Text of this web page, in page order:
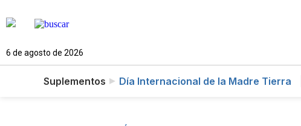
6 de agosto de 2026
Suplementos Día Internacional de la Madre Tierra